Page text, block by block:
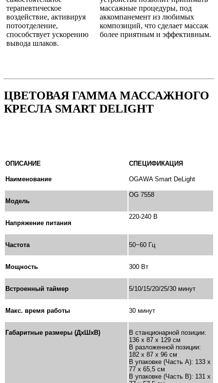
терапевтическое
воздействие, активируя
потоотделение,
способствует ускорению
вывода шлаков.
массажные процедуры, под
аккомпанемент из любимых
композиций, что сделает массаж
более приятным и эффективным.
ЦВЕТОВАЯ ГАММА МАССАЖНОГО
КРЕСЛА SMART DELIGHT
ОПИСАНИЕ СПЕЦИФИКАЦИЯ
Наименование OGAWA Smart DeLight
Модель
OG 7558
Напряжение питания
220-240 В
Частота 50~60 Гц
Мощность 300 Вт
Встроенный таймер 5/10/15/20/25/30 минут
Макс. время работы 30 минут
Габаритные размеры (ДxШxВ)
В станционарной позиции:
136 x 87 x 129 см
В разложенной позиции:
182 x 87 x 96 см
В упаковке (Часть А): 133 х
77 х 65,5 см
В упаковке (Часть В): 131 x